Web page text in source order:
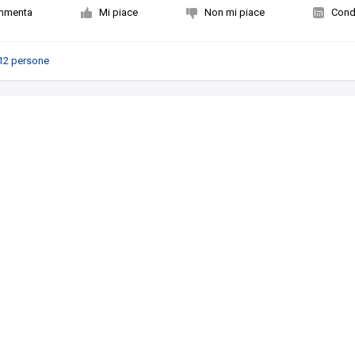
Mi piace Non mi piace
persone